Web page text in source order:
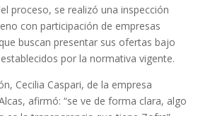
proceso, se realizó una inspección
con participación de empresas
buscan presentar sus ofertas bajo
por la normativa vigente.
Cecilia Caspari, de la empresa
afirmó: “se ve de forma clara, algo